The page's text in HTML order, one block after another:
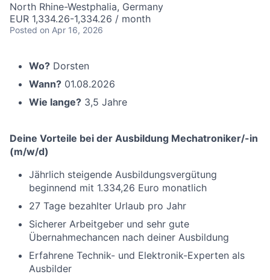
North Rhine-Westphalia, Germany
EUR 1,334.26-1,334.26 / month
Posted on Apr 16, 2026
Wo? Dorsten
Wann? 01.08.2026
Wie lange? 3,5 Jahre
Deine Vorteile bei der Ausbildung Mechatroniker/-in
(m/w/d)
Jährlich steigende Ausbildungsvergütung
beginnend mit 1.334,26 Euro monatlich
27 Tage bezahlter Urlaub pro Jahr
Sicherer Arbeitgeber und sehr gute
Übernahmechancen nach deiner Ausbildung
Erfahrene Technik- und Elektronik-Experten als
Ausbilder